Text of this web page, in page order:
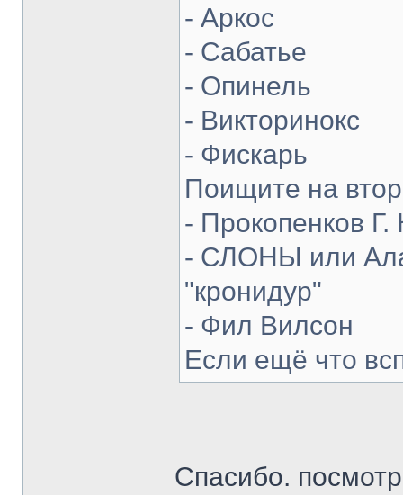
- Аркос
- Сабатье
- Опинель
- Викторинокс
- Фискарь
Поищите на
- Прокопенков Г.
- СЛОНЫ или
"кронидур"
- Фил Вилсон
Если ещё что
Спасибо.